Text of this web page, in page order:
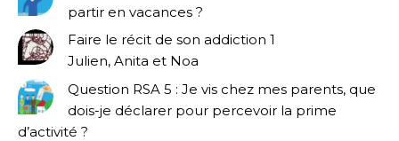
partir en vacances ?
Faire le récit de son addiction 1
Julien, Anita et Noa
Question RSA 5 : Je vis chez mes parents, que
dois-je déclarer pour percevoir la prime
d’activité ?